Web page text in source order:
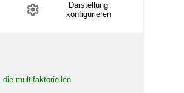
Darstellung
konfigurieren
die multifaktoriellen